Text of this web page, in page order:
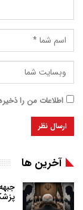
اطلاعات من را
آخرین ها